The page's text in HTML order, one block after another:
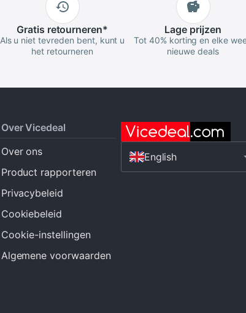
Gratis retourneren*
Als u niet tevreden bent, kunt u
het retourneren
Lage prijzen
Tot 40% korting en elke
nieuwe deals
Over Vicedeal
Over ons
Product rapporteren
Privacybeleid
Cookiebeleid
Cookie-instellingen
Algemene voorwaarden
English